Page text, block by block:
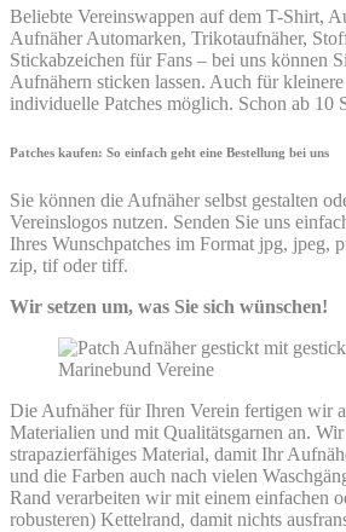
Beliebte Vereinswappen auf dem T-Shirt,
Aufnäher Automarken, Trikotaufnäher,
Stickabzeichen für Fans – bei uns können
Aufnähern sticken lassen. Auch für
individuelle Patches möglich. Schon ab 10
Patches kaufen: So einfach geht eine Bestellung bei uns
Sie können die Aufnäher selbst gestalten
Vereinslogos nutzen. Senden Sie uns
Ihres Wunschpatches im Format jpg, jpeg,
zip, tif oder tiff.
Wir setzen um, was Sie sich wünschen!
Die Aufnäher für Ihren Verein fertigen wir
Materialien und mit Qualitätsgarnen an.
strapazierfähiges Material, damit Ihr
und die Farben auch nach vielen
Rand verarbeiten wir mit einem einfachen
robusteren) Kettelrand, damit nichts